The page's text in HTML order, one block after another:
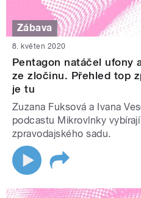
Zábava
8. květen 2020
Pentagon natáčel ufony
ze zločinu. Přehled top
je tu
Zuzana Fuksová a Ivana
podcastu Mikrovlnky
zpravodajského sadu.